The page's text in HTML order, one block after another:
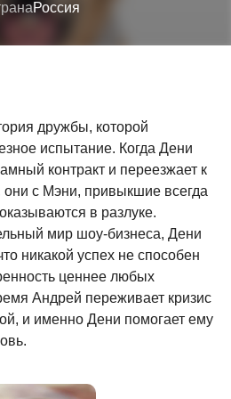
Россия
дружбы, которой
испытание. Когда Дени
контракт и переезжает к
с Мэни, привыкшие всегда
в разлуке.
мир шоу-бизнеса, Дени
никакой успех не способен
ценнее любых
Андрей переживает кризис
и именно Дени помогает ему